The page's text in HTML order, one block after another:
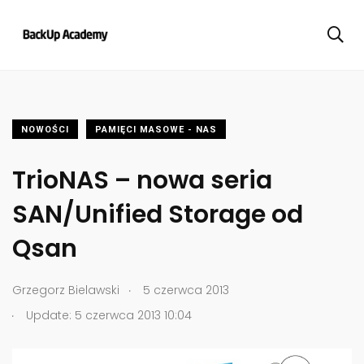
NOWOŚCI PAMIĘCI MASOWE - NAS
TrioNAS – nowa seria
SAN/Unified Storage od
Qsan
Grzegorz Bielawski .
5 czerwca 2013
.
Update: 5 czerwca 2013 10:04